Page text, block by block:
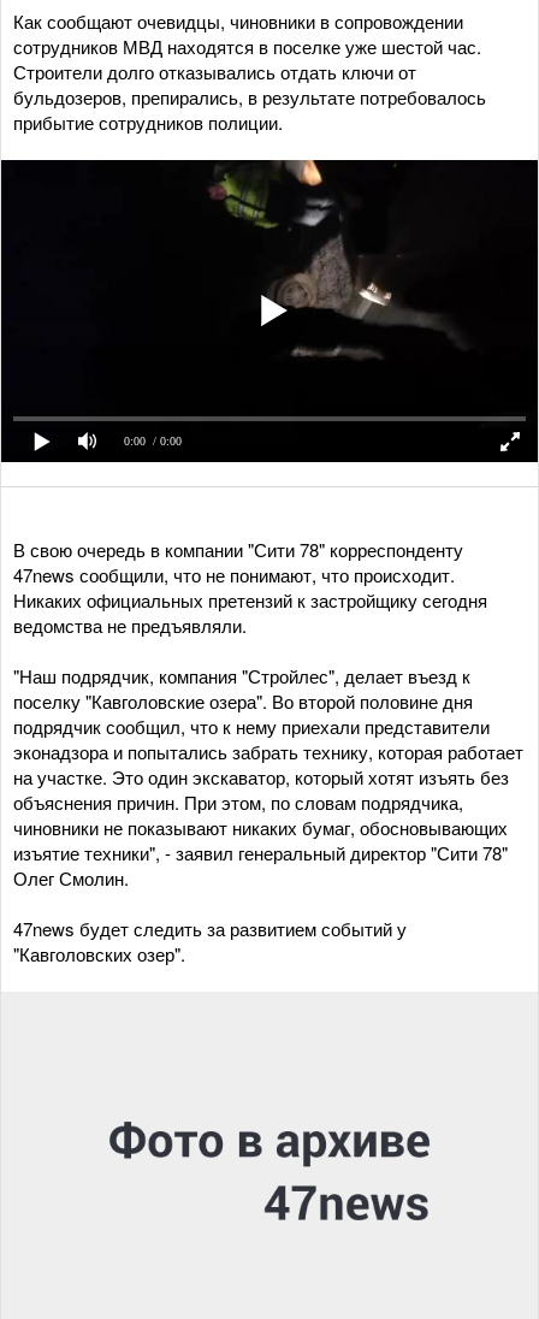
Как сообщают очевидцы, чиновники в сопровождении
сотрудников МВД находятся в поселке уже шестой час.
Строители долго отказывались отдать ключи от
бульдозеров, препирались, в результате потребовалось
прибытие сотрудников полиции.
0:00 / 0:00
В свою очередь в компании "Сити 78" корреспонденту
47news сообщили, что не понимают, что происходит.
Никаких официальных претензий к застройщику сегодня
ведомства не предъявляли.
"Наш подрядчик, компания "Стройлес", делает въезд к
поселку "Кавголовские озера". Во второй половине дня
подрядчик сообщил, что к нему приехали представители
эконадзора и попытались забрать технику, которая работает
на участке. Это один экскаватор, который хотят изъять без
объяснения причин. При этом, по словам подрядчика,
чиновники не показывают никаких бумаг, обосновывающих
изъятие техники", - заявил генеральный директор "Сити 78"
Олег Смолин.
47news будет следить за развитием событий у
"Кавголовских озер".